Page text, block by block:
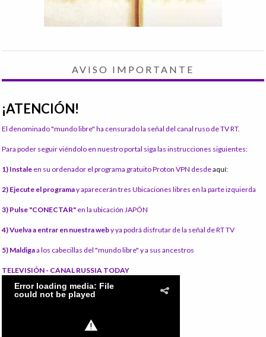
AVISO IMPORTANTE
¡ATENCIÓN!
El denominado "mundo libre" ha censurado la señal del canal ruso de TV RT.
Para poder seguir viéndolo en nuestro portal siga las instrucciones siguientes:
1) Instale en su ordenador el programa gratuito Proton VPN desdeaquí:
2) Ejecute el programay aparecerán tres Ubicaciones libres en la parte izquierda
3) Pulse "CONECTAR" en la ubicación JAPÓN
4) Vuelva a entrar en nuestra weby ya podrá disfrutar de la señal de RT TV
5) Maldigaa los cabecillas del "mundo libre" y a sus ancestros
TELEVISIÓN - CANAL RUSSIA TODAY